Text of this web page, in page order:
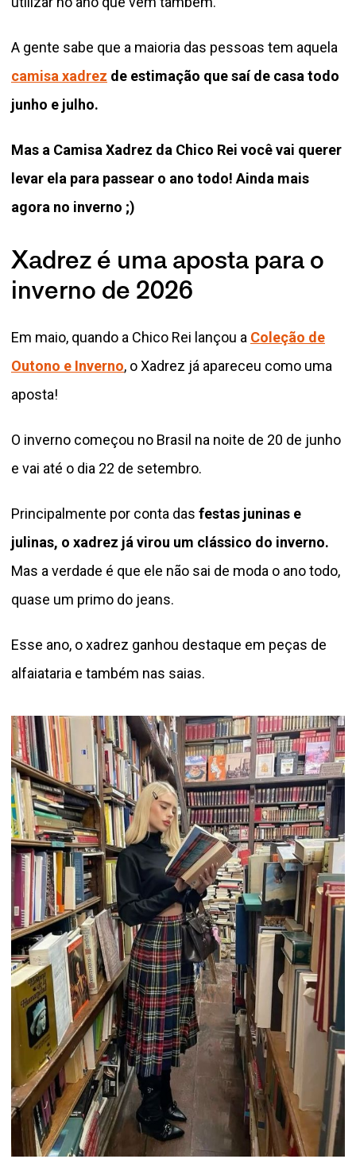
A gente sabe que a maioria das pessoas tem aquela
camisa xadrez de estimação que saí de casa todo
junho e julho.
Mas a Camisa Xadrez da Chico Rei você vai querer
levar ela para passear o ano todo! Ainda mais
agora no inverno ;)
Xadrez é uma aposta para o
inverno de 2026
Em maio, quando a Chico Rei lançou a Coleção de
Outono e Inverno, o Xadrez já apareceu como uma
aposta!
O inverno começou no Brasil na noite de 20 de junho
e vai até o dia 22 de setembro.
Principalmente por conta das festas juninas e
julinas, o xadrez já virou um clássico do inverno.
Mas a verdade é que ele não sai de moda o ano todo,
quase um primo do jeans.
Esse ano, o xadrez ganhou destaque em peças de
alfaiataria e também nas saias.